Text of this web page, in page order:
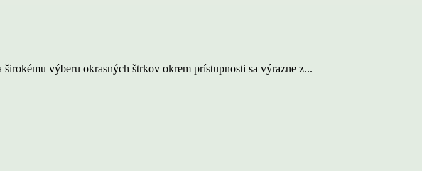
výberu okrasných štrkov okrem prístupnosti sa výrazne z...